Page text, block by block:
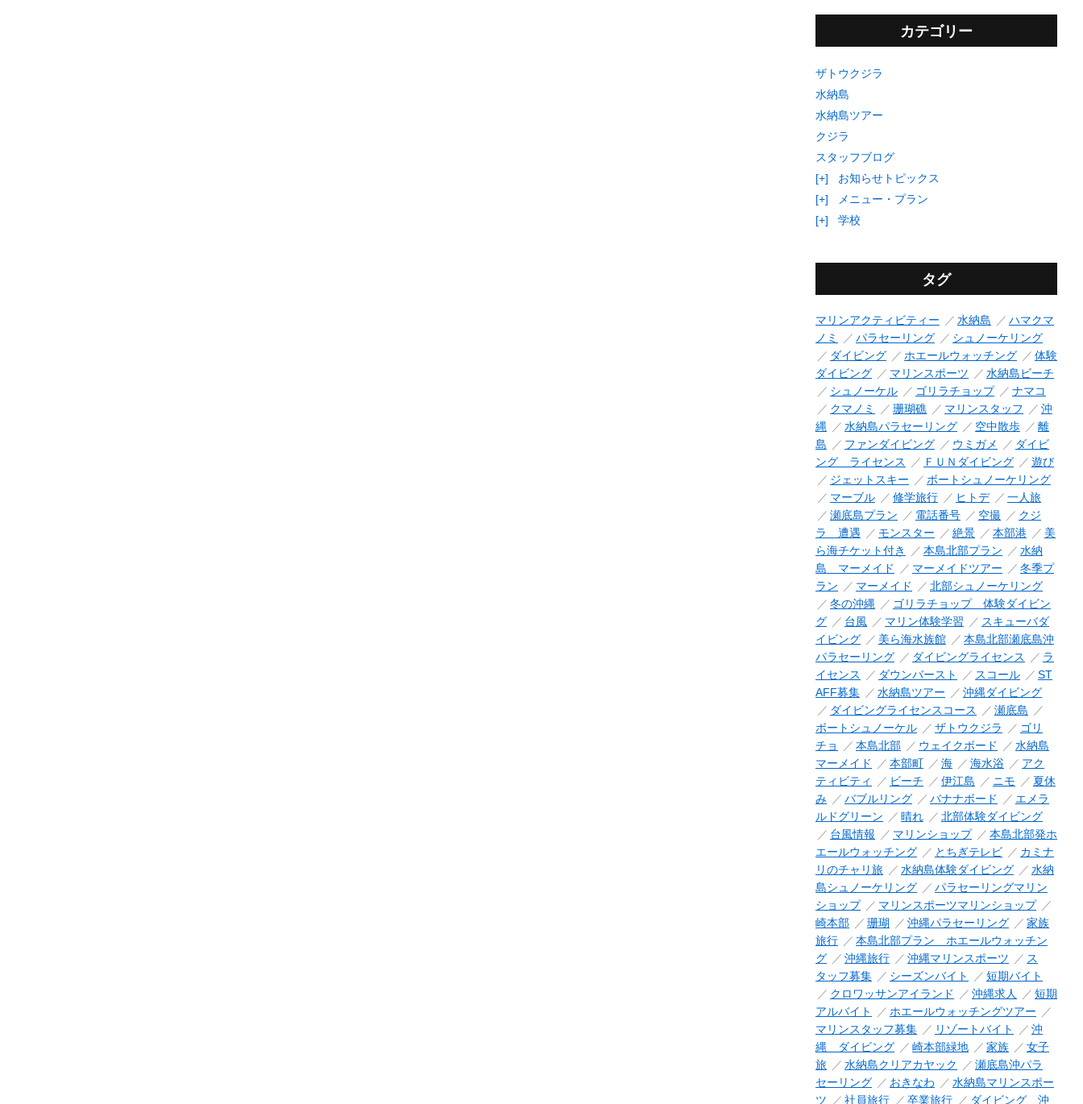
カテゴリー
ザトウクジラ
水納島
水納島ツアー
クジラ
スタッフブログ
[+]
お知らせトピックス
[+]
メニュー・プラン
[+]
学校
タグ
マリンアクティビティー 水納島
ハマクマ
ノミ
パラセーリング
シュノーケリング
ダイビング
ホエールウォッチング
体験
ダイビング
マリンスポーツ
水納島ビーチ
シュノーケル
ゴリラチョップ
ナマコ
クマノミ
珊瑚礁 マリンスタッフ
沖
縄
水納島パラセーリング 空中散歩
離
島
ファンダイビング ウミガメ
ダイビ
ング ライセンス
ＦＵＮダイビング
遊び
ジェットスキー
ボートシュノーケリング
マーブル
修学旅行 ヒトデ
一人旅
瀬底島プラン
電話番号 空撮
クジ
ラ 遭遇
モンスター 絶景 本部港
美
ら海チケット付き
本島北部プラン
水納
島 マーメイド
マーメイドツアー
冬季プ
ラン
マーメイド
北部シュノーケリング
冬の沖縄
ゴリラチョップ 体験ダイビン
グ
台風 マリン体験学習
スキューバダ
イビング
美ら海水族館
本島北部瀬底島沖
パラセーリング
ダイビングライセンス
ラ
イセンス
ダウンバースト スコール
ST
AFF募集
水納島ツアー
沖縄ダイビング
ダイビングライセンスコース
瀬底島
ボートシュノーケル
ザトウクジラ
ゴリ
チョ
本島北部 ウェイクボード
水納島
マーメイド
本部町 海 海水浴
アク
ティビティ
ビーチ 伊江島 ニモ
夏休
み
バブルリング バナナボード
エメラ
ルドグリーン
晴れ
北部体験ダイビング
台風情報
マリンショップ
本島北部発ホ
エールウォッチング
とちぎテレビ
カミナ
リのチャリ旅
水納島体験ダイビング
水納
島シュノーケリング
パラセーリングマリン
ショップ
マリンスポーツマリンショップ
崎本部
珊瑚 沖縄パラセーリング
家族
旅行
本島北部プラン ホエールウォッチン
グ
沖縄旅行 沖縄マリンスポーツ
ス
タッフ募集
シーズンバイト
短期バイト
クロワッサンアイランド
沖縄求人
短期
アルバイト
ホエールウォッチングツアー
マリンスタッフ募集
リゾートバイト
沖
縄 ダイビング
崎本部緑地 家族
女子
旅
水納島クリアカヤック
瀬底島沖パラ
セーリング
おきなわ
水納島マリンスポー
ツ
社員旅行 卒業旅行 ダイビング 沖